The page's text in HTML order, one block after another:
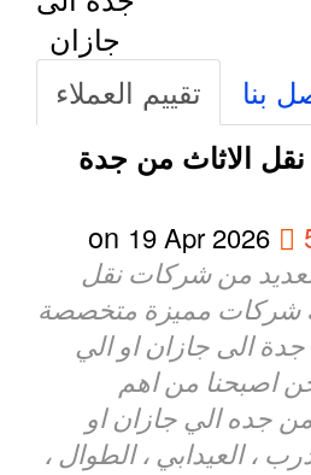
تقييم العملاء
الاثاث من جدة
19 Apr 2026
من شركات نقل
مميزة متخصصة
الى جازان او الي
اصبحنا من اهم
الي جازان او
، العيدابي ، الطوال ،